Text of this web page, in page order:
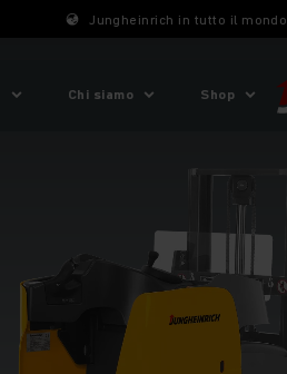
Jungheinrich in tutto il mondo
Chi siamo Shop